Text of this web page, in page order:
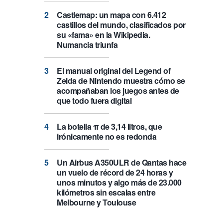
Castlemap: un mapa con 6.412
castillos del mundo, clasificados por
su «fama» en la Wikipedia.
Numancia triunfa
El manual original del Legend of
Zelda de Nintendo muestra cómo se
acompañaban los juegos antes de
que todo fuera digital
La botella π de 3,14 litros, que
irónicamente no es redonda
Un Airbus A350ULR de Qantas hace
un vuelo de récord de 24 horas y
unos minutos y algo más de 23.000
kilómetros sin escalas entre
Melbourne y Toulouse